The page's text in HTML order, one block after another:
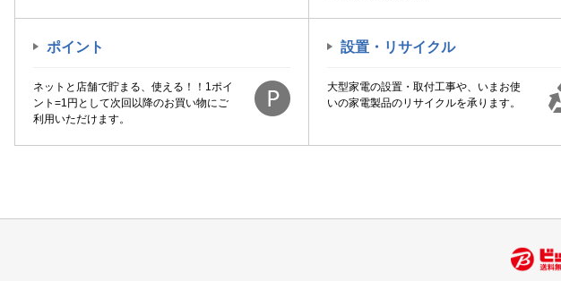
ポイント
ネットと店舗で貯まる、使える！！1ポイ
ント=1円として次回以降のお買い物にご
利用いただけます。
設置・リサイクル
大型家電の設置・取付工事や、いまお使
いの家電製品のリサイクルを承ります。